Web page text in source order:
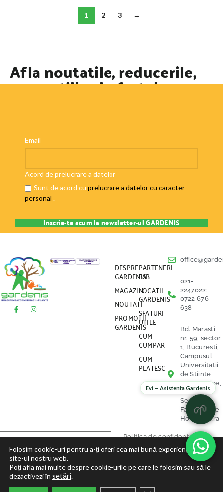
1 2 3 →
Afla noutatile, reducerile,
promotiile si ofertele
Email
Acord de prelucrare a datelor
Sunt de acord cu prelucrare a datelor cu caracter
personal .
DESPRE
GARDENIS
MAGAZIN
NOUTATI
PROMOTII
GARDENIS
PARTENERI
B2B
LOCATII
GARDENIS
SFATURI
UTILE
CUM
CUMPAR
CUM
PLATESC
021-
2247022;
0722 676
638
Bd. Marasti
nr. 59, sector
1, Bucuresti,
Campusul
Universitatii
de Stiinte
Agronomice,
vis a vis de
Serele
Facultatii de
Horticultura
Politica de confidentialitate
Politica Cookies
Evi — Asistenta Gardenis
🌱
Folosim cookie-uri pentru a-ți oferi cea mai bună experiență pe
site-ul nostru web.
Poți afla mai multe despre cookie-urile pe care le folosim sau să le
dezactivezi în setări.